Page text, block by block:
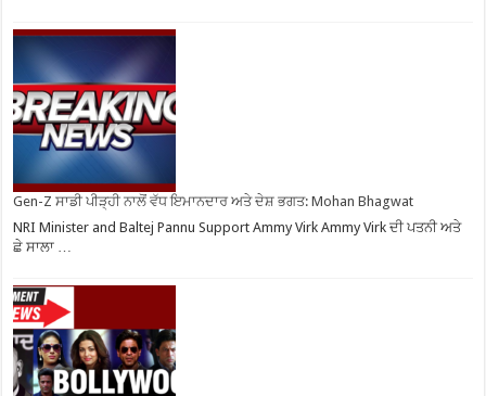
Gen-Z ਸਾਡੀ ਪੀੜ੍ਹੀ ਨਾਲੋਂ ਵੱਧ ਇਮਾਨਦਾਰ ਅਤੇ ਦੇਸ਼ ਭਗਤ: Mohan Bhagwat
NRI Minister and Baltej Pannu Support Ammy Virk Ammy Virk ਦੀ ਪਤਨੀ ਅਤੇ
ਛੇ ਸਾਲਾ …